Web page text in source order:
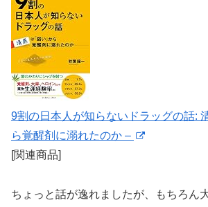
9割の日本人が知らないドラッグの話:
ら覚醒剤に溺れたのか –
[関連商品]
ちょっと話が逸れましたが、もちろん